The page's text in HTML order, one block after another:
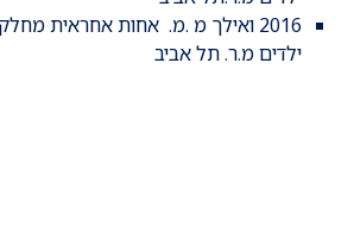
2016 ואילך מ .מ. אחות אחראית
ילדים מ.ר. תל אביב